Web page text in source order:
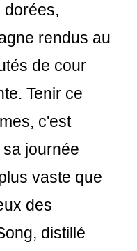
dorées,
rendus au
de cour
Tenir ce
c'est
sa journée
vaste que
des
distillé